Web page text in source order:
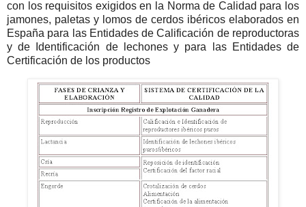
con los requisitos exigidos en la Norma de Calidad para los
jamones, paletas y lomos de cerdos ibéricos elaborados en
España para las Entidades de Calificación de reproductoras
y de Identificación de lechones y para las Entidades de
Certificación de los productos